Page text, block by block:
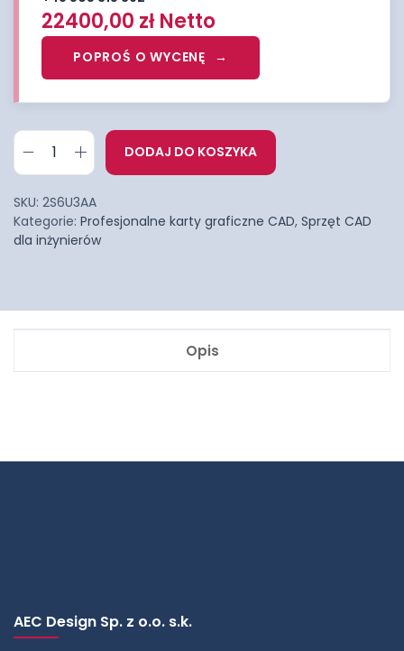
22400,00 zł Netto
POPROŚ O WYCENĘ
DODAJ DO KOSZYKA
SKU: 2S6U3AA
Kategorie: Profesjonalne karty graficzne CAD, Sprzęt CAD
dla inżynierów
Opis
AEC Design Sp. z o.o. s.k.